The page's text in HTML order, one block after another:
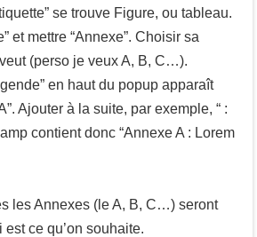
se trouve Figure, ou tableau.
et mettre “Annexe”. Choisir sa
(perso je veux A, B, C…).
en haut du popup apparaît
Ajouter à la suite, par exemple, “ :
contient donc “Annexe A : Lorem
les Annexes (le A, B, C…) seront
ce qu’on souhaite.